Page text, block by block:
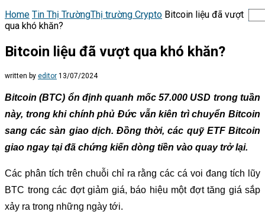
Home Tin Thị TrườngThị trường Crypto Bitcoin liệu đã vượt
qua khó khăn?
Bitcoin liệu đã vượt qua khó khăn?
written by editor 13/07/2024
Bitcoin (BTC) ổn định quanh mốc 57.000 USD trong tuần
này, trong khi chính phủ Đức vẫn kiên trì chuyển Bitcoin
sang các sàn giao dịch. Đồng thời, các quỹ ETF Bitcoin
giao ngay tại đã chứng kiến dòng tiền vào quay trở lại.
Các phân tích trên chuỗi chỉ ra rằng các cá voi đang tích lũy
BTC trong các đợt giảm giá, báo hiệu một đợt tăng giá sắp
xảy ra trong những ngày tới.